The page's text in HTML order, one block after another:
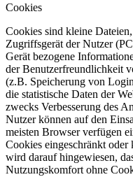
Cookies
Cookies sind kleine
Zugriffsgerät der Nutzer
Gerät bezogene
der Benutzerfreundlichkeit
(z.B. Speicherung von
die statistische Daten der
zwecks Verbesserung des
Nutzer können auf den
meisten Browser verfügen
Cookies eingeschränkt
wird darauf hingewiesen,
Nutzungskomfort ohne